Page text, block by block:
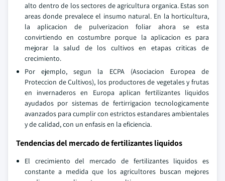
alto dentro de los sectores de agricultura organica. Estas son
areas donde prevalece el insumo natural. En la horticultura,
la aplicacion de pulverizacion foliar ahora se esta
convirtiendo en costumbre porque la aplicacion es para
mejorar la salud de los cultivos en etapas criticas de
crecimiento.
Por ejemplo, segun la ECPA (Asociacion Europea de
Proteccion de Cultivos), los productores de vegetales y frutas
en invernaderos en Europa aplican fertilizantes liquidos
ayudados por sistemas de fertirrigacion tecnologicamente
avanzados para cumplir con estrictos estandares ambientales
y de calidad, con un enfasis en la eficiencia.
Tendencias del mercado de fertilizantes liquidos
El crecimiento del mercado de fertilizantes liquidos es
constante a medida que los agricultores buscan mejores